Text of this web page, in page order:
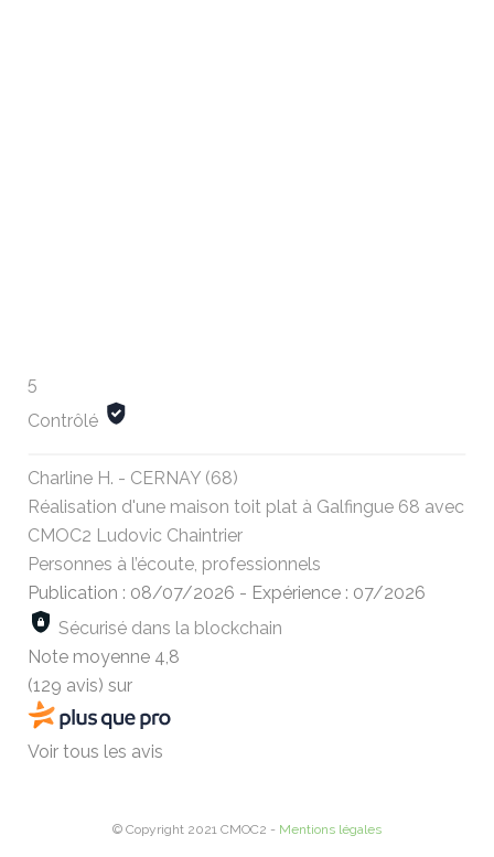
5
Contrôlé
Charline H. - CERNAY (68)
Réalisation d'une maison toit plat à Galfingue 68 avec
CMOC2 Ludovic Chaintrier
Personnes à l’écoute, professionnels
Publication : 08/07/2026 - Expérience : 07/2026
Sécurisé dans la blockchain
Note moyenne 4,8
(129 avis) sur
Voir tous les avis
© Copyright 2021 CMOC2 - Mentions légales